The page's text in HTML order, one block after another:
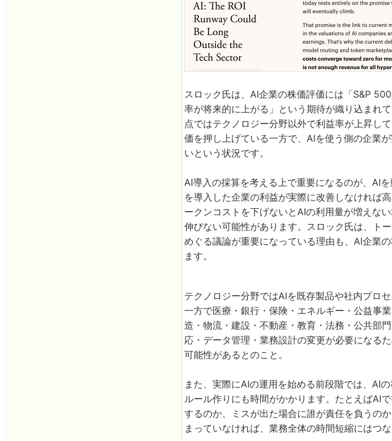
スロック氏は、AI企業の株価評価には「S&P
率が将来的に上がる」という期待が織り込まれ
点ではテクノロジー分野以外で利益率が上昇し
価を押し上げている一方で、AIを使う側の企業
いという状況です。
AI導入の採算を考える上で重要になるのが、AI
を導入した企業の利益が実際に改善しなければ
ークンコストを下げないとAIの利用量が増えな
伸びない可能性があります。スロック氏は、ト
めぐる議論が重要になっている理由も、AI企業
ます。
テクノロジー分野ではAIを既存製品や社内プロ
一方で医療・銀行・保険・エネルギー・公益事
造・物流・建設・不動産・教育・法務・公共部
応・データ管理・業務設計の変更が必要になる
可能性があるとのこと。
また、実際にAIの運用を始める前段階では、AI
ルール作りにも時間がかかります。たとえばAI
するのか、ミスが出た場合に誰が責任を負うの
まっていなければ、業務全体の時間短縮にはつな